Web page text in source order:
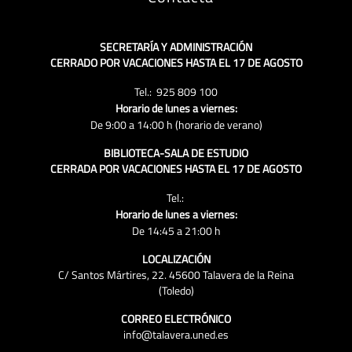
SECRETARÍA Y ADMINISTRACIÓN
CERRADO POR VACACIONES HASTA EL 17 DE AGOSTO
Tel.: 925 809 100
Horario de lunes a viernes:
De 9:00 a 14:00 h (horario de verano)
BIBLIOTECA-SALA DE ESTUDIO
CERRADA POR VACACIONES HASTA EL 17 DE AGOSTO
Tel.:
Horario de lunes a viernes:
De 14:45 a 21:00 h
LOCALIZACIÓN
C/ Santos Mártires, 22. 45600 Talavera de la Reina
(Toledo)
CORREO ELECTRÓNICO
info@talavera.uned.es